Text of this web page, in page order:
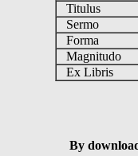
Titulus
Sermo
Forma
Magnitudo
Ex Libris
By